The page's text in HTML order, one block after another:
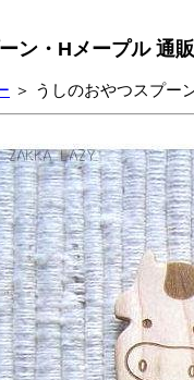
ン・Hメープル 通
＞ うしのおやつスプー